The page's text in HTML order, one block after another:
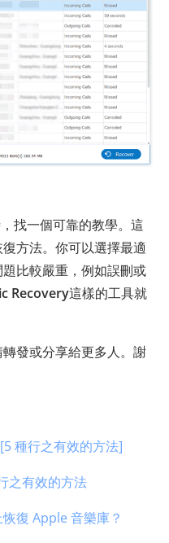
找一個可靠的教學。這
方法。你可以選擇最適
比較嚴重，例如誤刪或
Recovery這樣的工具就
發或分享給更多人。謝
種行之有效的方法]
之有效的方法
復 Apple 音樂庫？